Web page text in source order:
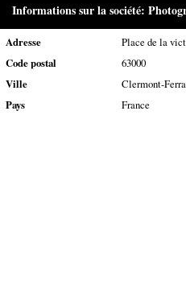
Informations sur la société:
Adresse
Place de la
Code postal
63000
Ville
Clermont-
Pays
France